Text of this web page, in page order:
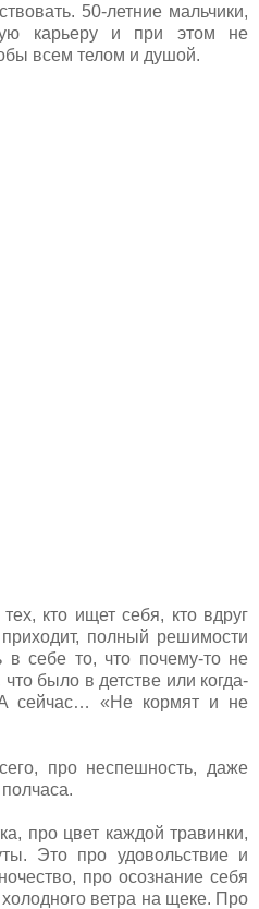
50-летние мальчики,
карьеру и при этом не
всем телом и душой.
кто ищет себя, кто вдруг
полный решимости
в себе то, что почему-то не
было в детстве или когда-
сейчас… «Не кормят и не
про неспешность, даже
про цвет каждой травинки,
Это про удовольствие и
про осознание себя
ветра на щеке. Про